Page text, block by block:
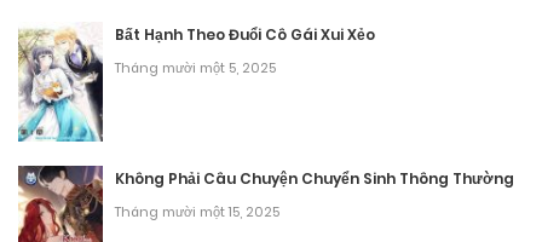
Chương 69
Tháng 9 27, 2025
Chương 68
Tháng 9 27, 2025
Bất Hạnh Theo Đuổi Cô Gái Xui Xẻo
Tháng mười một 5, 2025
Không Phải Câu Chuyện Chuyển Sinh Thông Thường
Tháng mười một 15, 2025